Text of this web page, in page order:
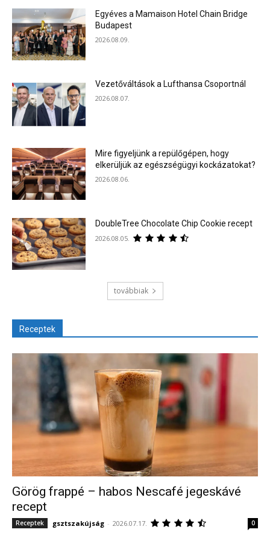
Egyéves a Mamaison Hotel Chain Bridge
Budapest
2026.08.09.
Vezetőváltások a Lufthansa Csoportnál
2026.08.07.
Mire figyeljünk a repülőgépen, hogy
elkerüljük az egészségügyi kockázatokat?
2026.08.06.
DoubleTree Chocolate Chip Cookie recept
2026.08.05.
továbbiak
Receptek
Görög frappé – habos Nescafé jegeskávé
recept
Receptek gsztszakújság - 2026.07.17. 0